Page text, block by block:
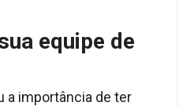
equipe de
a importância de ter